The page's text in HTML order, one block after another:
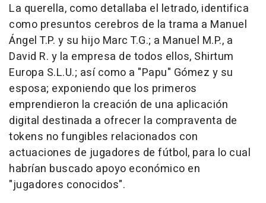
La querella, como detallaba el letrado, identifica
como presuntos cerebros de la trama a Manuel
Ángel T.P. y su hijo Marc T.G.; a Manuel M.P., a
David R. y la empresa de todos ellos, Shirtum
Europa S.L.U.; así como a "Papu" Gómez y su
esposa; exponiendo que los primeros
emprendieron la creación de una aplicación
digital destinada a ofrecer la compraventa de
tokens no fungibles relacionados con
actuaciones de jugadores de fútbol, para lo cual
habrían buscado apoyo económico en
"jugadores conocidos".